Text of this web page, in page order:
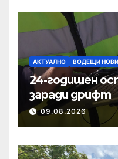
АКТУАЛНО ВОДЕЩИ
24-годишен
заради дрифт
09.08.2026